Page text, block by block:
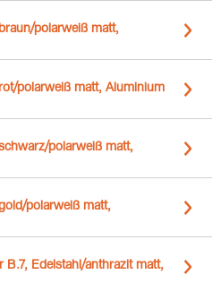
polarweiß matt,
polarweiß matt, Aluminium
polarweiß matt,
polarweiß matt,
B.7, Edelstahl/anthrazit matt,